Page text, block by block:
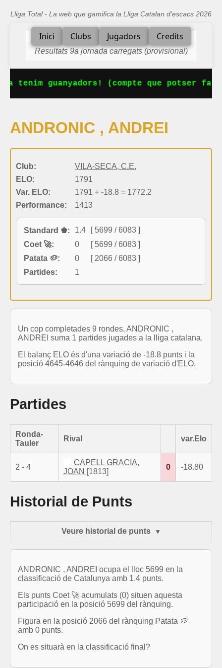
Lliga Total - La web que gamifica la Lliga Catalan d'escacs 2026
Inici Clubs Jugadors Credits
Resultats 9a jornada carregats (provisional)
tenim guanyadors! (compte que potser
ANDRONIC , ANDREI
Club:
VILA-SECA, C.E.
ELO:
1791
Var. ELO:
1791 + -18.8 = 1772.2
Performance:
1413
Standard ♚: 1.4
[ 5699 / 6083 ]
Coet 🚀:
0
[ 5699 / 6083 ]
Patata 🥔:
0
[ 2066 / 6083 ]
Partides:
1
Un cop completades 9 rondes, ANDRONIC ,
ANDREI suma 1 partides jugades a la lliga catalana.
El balanç ELO és d'una variació de -18.8 punts i la
posició 4645-4646 del rànquing de variació d'ELO.
Partides
Ronda-
Tauler
Rival var.Elo
2 - 4
CAPELL GRACIA,
JOAN [1813]
0 -18.80
Historial de Punts
Veure historial de punts
ANDRONIC , ANDREI ocupa el lloc 5699 en la
classificació de Catalunya amb 1.4 punts.
Els punts Coet 🚀 acumulats (0) situen aquesta
participació en la posició 5699 del rànquing.
Figura en la posició 2066 del rànquing Patata 🥔
amb 0 punts.
On es situarà en la classificació final?